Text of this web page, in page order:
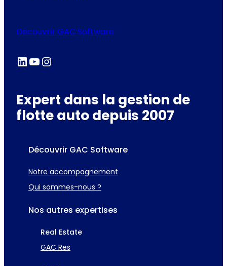
Découvrir GAC Software
LinkedIn YouTube Instagram
Expert dans la gestion de
flotte auto depuis 2007
Découvrir GAC Software
Notre accompagnement
Qui sommes-nous ?
Nos autres expertises
Real Estate
GAC Res